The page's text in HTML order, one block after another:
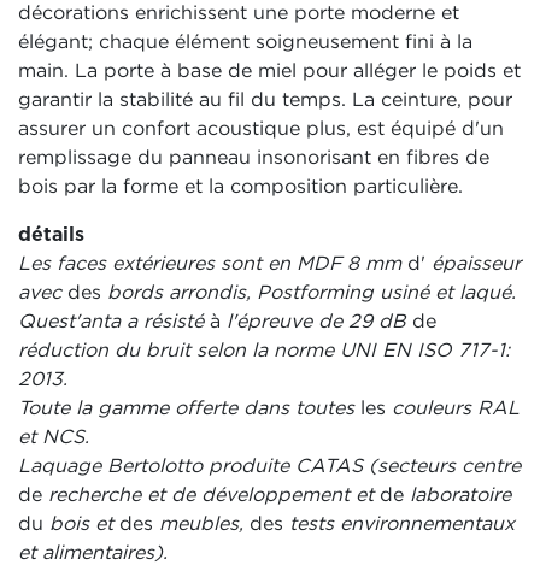
décorations enrichissent une porte moderne et
élégant; chaque élément soigneusement fini à la
main. La porte à base de miel pour alléger le poids et
garantir la stabilité au fil du temps. La ceinture, pour
assurer un confort acoustique plus, est équipé d'un
remplissage du panneau insonorisant en fibres de
bois par la forme et la composition particulière.
détails
Les faces extérieures sont en MDF 8 mmd' épaisseur
avecdes bords arrondis, Postforming usiné et laqué.
Quest'anta a résistéà l'épreuve de 29 dB de
réduction du bruit selon la norme UNI EN ISO 717-1:
2013.
Toute la gamme offerte dans toutesles couleurs RAL
et NCS.
Laquage Bertolotto produite CATAS (secteurs centre
de recherche et de développement etde laboratoire
du bois etdes meubles, des tests environnementaux
et alimentaires).